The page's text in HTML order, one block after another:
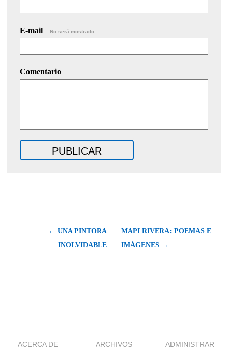
E-mail No será mostrado.
Comentario
← UNA PINTORA
INOLVIDABLE
MAPI RIVERA: POEMAS E
IMÁGENES →
ACERCA DE ARCHIVOS ADMINISTRAR